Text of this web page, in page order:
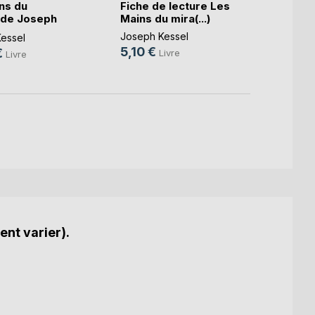
du
Joseph
Livre
Fiche de lecture Les
Mains du mira(...)
Joseph Kessel
5,10 € Livre
varier).